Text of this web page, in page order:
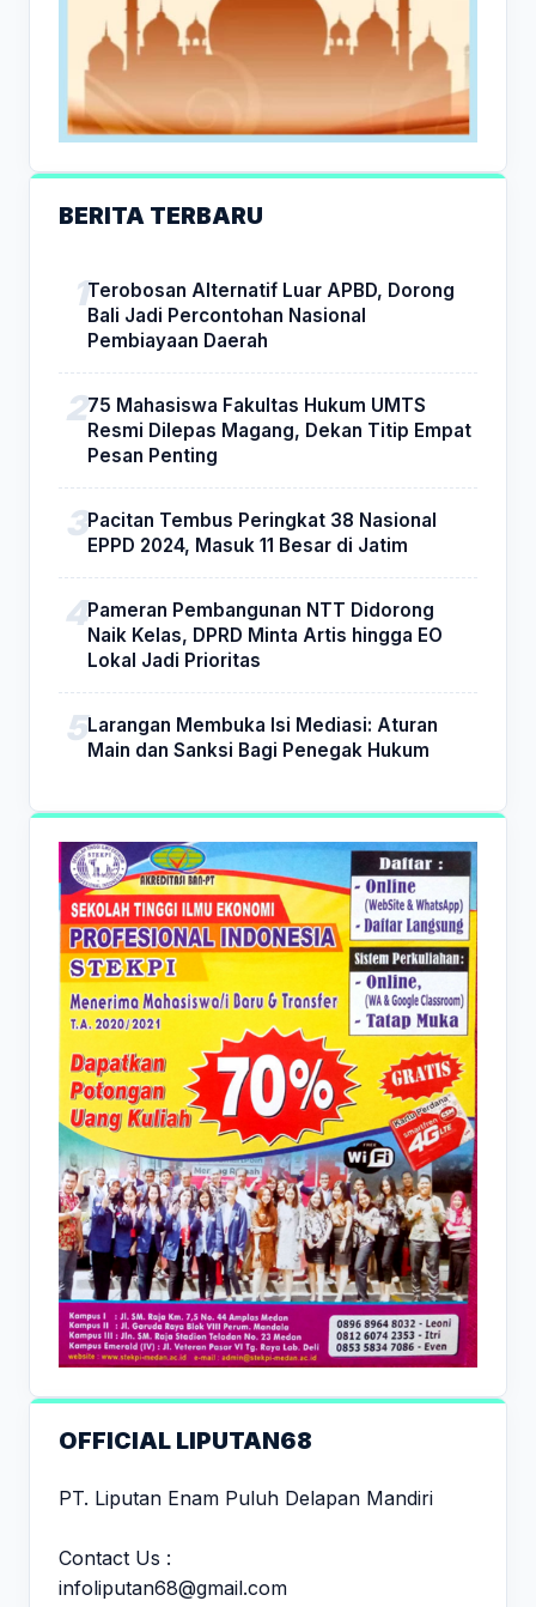
BERITA TERBARU
Terobosan Alternatif Luar APBD, Dorong
Bali Jadi Percontohan Nasional
Pembiayaan Daerah
75 Mahasiswa Fakultas Hukum UMTS
Resmi Dilepas Magang, Dekan Titip Empat
Pesan Penting
Pacitan Tembus Peringkat 38 Nasional
EPPD 2024, Masuk 11 Besar di Jatim
Pameran Pembangunan NTT Didorong
Naik Kelas, DPRD Minta Artis hingga EO
Lokal Jadi Prioritas
Larangan Membuka Isi Mediasi: Aturan
Main dan Sanksi Bagi Penegak Hukum
OFFICIAL LIPUTAN68
PT. Liputan Enam Puluh Delapan Mandiri
Contact Us :
infoliputan68@gmail.com